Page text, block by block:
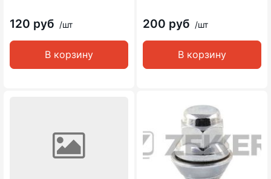
120 руб /шт
В корзину
200 руб /шт
В корзину